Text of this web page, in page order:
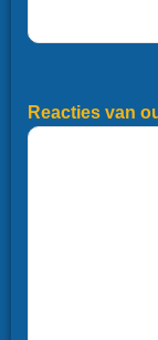
Reacties van